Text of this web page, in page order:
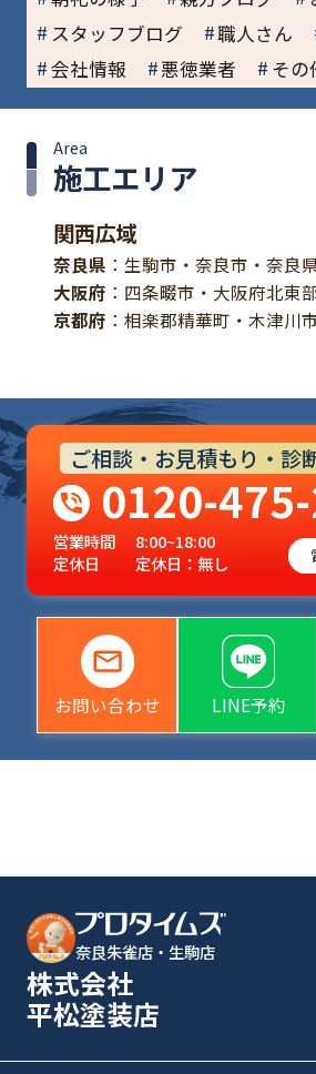
スタッフブログ
職人さん
会社情報
悪徳業者 その
施工エリア
Area
関西広域
奈良県 ：生駒市・奈良市・奈良
大阪府 ：四条畷市・大阪府北東
京都府 ：相楽郡精華町・木津川
ご相談・お見積もり・診
0120-
営業時間
8:00~18:00
定休日
定休日：無し
お問い合わせ LINE予約
奈良朱雀店・生駒店
株式会社
平松塗装店